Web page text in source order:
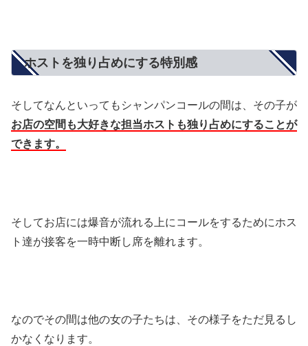
ホストを独り占めにする特別感
そしてなんといってもシャンパンコールの間は、その子が
お店の空間も大好きな担当ホストも独り占めにすることが
できます。
そしてお店には爆音が流れる上にコールをするためにホス
ト達が接客を一時中断し席を離れます。
なのでその間は他の女の子たちは、その様子をただ見るし
かなくなります。